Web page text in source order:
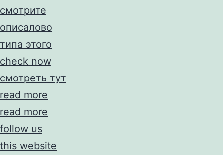
смотрите
описалово
типа этого
check now
смотреть тут
read more
read more
follow us
this website